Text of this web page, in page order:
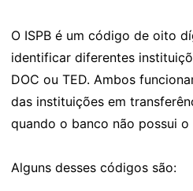
O ISPB é um código de oito
identificar diferentes
DOC ou TED. Ambos
das instituições em
quando o banco não possui
Alguns desses códigos são: